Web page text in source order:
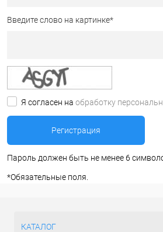
Введите слово на картинке*
Я согласен на обработку
Пароль должен быть не менее 6
*Обязательные поля.
КАТАЛОГ